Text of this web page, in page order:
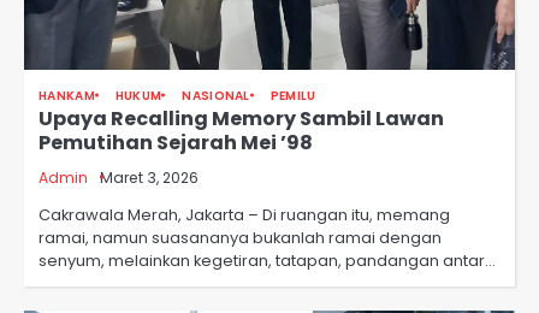
HANKAM HUKUM NASIONAL PEMILU
Upaya Recalling Memory Sambil Lawan
Pemutihan Sejarah Mei ’98
Admin Maret 3, 2026
Cakrawala Merah, Jakarta – Di ruangan itu, memang
ramai, namun suasananya bukanlah ramai dengan
senyum, melainkan kegetiran, tatapan, pandangan antar…